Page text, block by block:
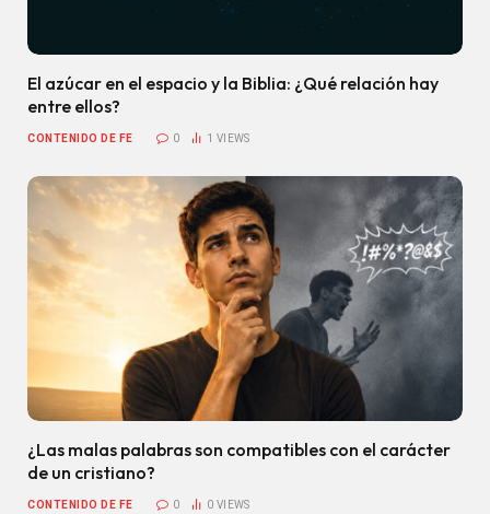
El azúcar en el espacio y la Biblia: ¿Qué relación hay
entre ellos?
CONTENIDO DE FE 0 1VIEWS
¿Las malas palabras son compatibles con el carácter
de un cristiano?
CONTENIDO DE FE 0 0VIEWS